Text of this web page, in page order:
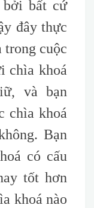
bởi bất cứ
đây thực
trong cuộc
chìa khoá
và bạn
chìa khoá
Bạn
có cấu
tốt hơn
khoá nào